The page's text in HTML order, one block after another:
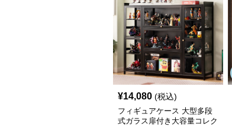
¥14,080 (税込)
フィギュアケース 大型多段
式ガラス扉付き大容量コレク